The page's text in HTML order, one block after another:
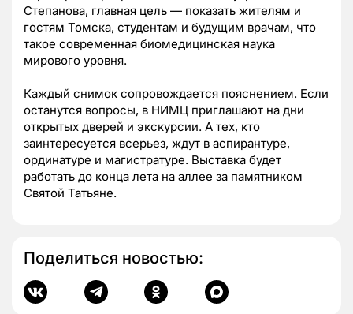
Степанова, главная цель — показать жителям и
гостям Томска, студентам и будущим врачам, что
такое современная биомедицинская наука
мирового уровня.
Каждый снимок сопровождается пояснением. Если
останутся вопросы, в НИМЦ приглашают на дни
открытых дверей и экскурсии. А тех, кто
заинтересуется всерьез, ждут в аспирантуре,
ординатуре и магистратуре. Выставка будет
работать до конца лета на аллее за памятником
Святой Татьяне.
Поделиться новостью: